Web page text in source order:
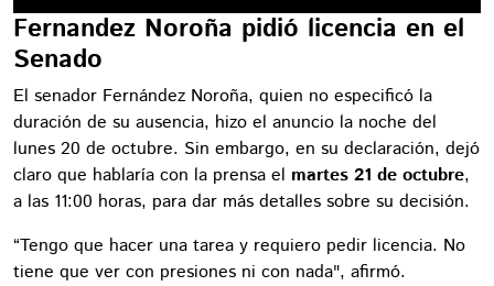
Fernandez Noroña pidió licencia en el
Senado
El senador Fernández Noroña, quien no especificó la
duración de su ausencia, hizo el anuncio la noche del
lunes 20 de octubre. Sin embargo, en su declaración, dejó
claro que hablaría con la prensa el martes 21 de octubre,
a las 11:00 horas, para dar más detalles sobre su decisión.
“Tengo que hacer una tarea y requiero pedir licencia. No
tiene que ver con presiones ni con nada", afirmó.